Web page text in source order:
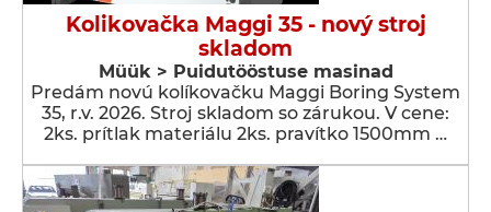
Kolikovačka Maggi 35 - nový stroj
skladom
Müük > Puidutööstuse masinad
Predám novú kolíkovačku Maggi Boring System
35, r.v. 2026. Stroj skladom so zárukou. V cene:
2ks. prítlak materiálu 2ks. pravítko 1500mm …